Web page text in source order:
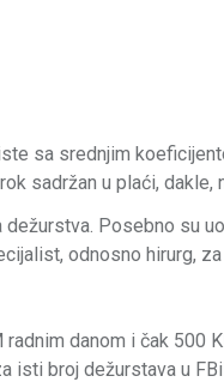
sa srednjim
sadržan u plaći,
dežurstva. Posebno su
odnosno hirurg,
danom i čak 500
isti broj dežurstava u